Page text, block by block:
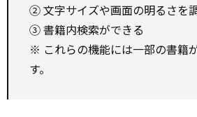
② 文字サイズや画面の明るさを
③ 書籍内検索ができる
※ これらの機能には一部の書籍
す。